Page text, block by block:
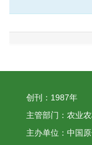
创刊：1987年
主管部门：农业
主办单位：中国